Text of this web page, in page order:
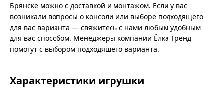
Брянске можно с доставкой и монтажом. Если у вас
возникали вопросы о консоли или выборе подходящего
для вас варианта — свяжитесь с нами любым удобным
для вас способом. Менеджеры компании Ёлка Тренд
помогут с выбором подходящего варианта.
Характеристики игрушки